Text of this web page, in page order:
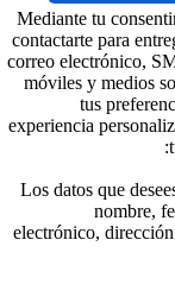
Mediante tu
contactarte
correo
móviles y
tus
experiencia
Los datos que
electrónico,